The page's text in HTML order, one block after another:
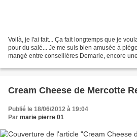
Voilà, je l'ai fait... Ça fait longtemps que je
pour du salé... Je me suis bien amusée à
mangé entre conseillères Demarle, encore
Cream Cheese de Mercotte
Publié le 18/06/2012 à 19:04
Par marie pierre 01